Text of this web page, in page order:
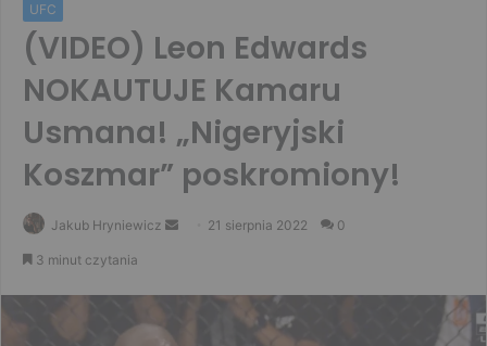
UFC
(VIDEO) Leon Edwards
NOKAUTUJE Kamaru
Usmana! „Nigeryjski
Koszmar” poskromiony!
Jakub Hryniewicz
Send 21 sierpnia 2022 0
3 minut czytania